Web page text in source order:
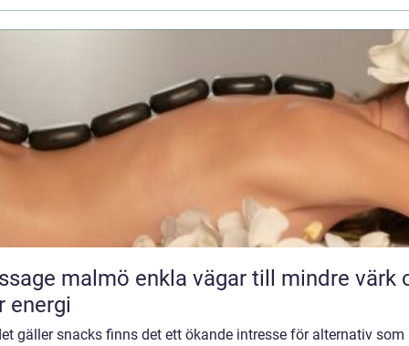
enkla vägar till mindre värk och
energi
gäller snacks finns det ett ökande intresse för alternativ som